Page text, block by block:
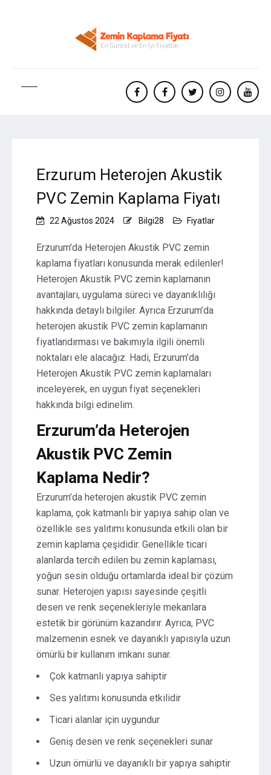
facebookFacebooktwitterinstagram
Erzurum Heterojen Akustik
PVC Zemin Kaplama Fiyatı
22 Ağustos 2024 Bilgi28 Fiyatlar
Erzurum’da Heterojen Akustik PVC zemin
kaplama fiyatları konusunda merak edilenler!
Heterojen Akustik PVC zemin kaplamanın
avantajları, uygulama süreci ve dayanıklılığı
hakkında detaylı bilgiler. Ayrıca Erzurum’da
heterojen akustik PVC zemin kaplamanın
fiyatlandırması ve bakımıyla ilgili önemli
noktaları ele alacağız. Hadi, Erzurum’da
Heterojen Akustik PVC zemin kaplamaları
inceleyerek, en uygun fiyat seçenekleri
hakkında bilgi edinelim.
Erzurum’da Heterojen
Akustik PVC Zemin
Kaplama Nedir?
Erzurum’da heterojen akustik PVC zemin
kaplama, çok katmanlı bir yapıya sahip olan ve
özellikle ses yalıtımı konusunda etkili olan bir
zemin kaplama çeşididir. Genellikle ticari
alanlarda tercih edilen bu zemin kaplaması,
yoğun sesin olduğu ortamlarda ideal bir çözüm
sunar. Heterojen yapısı sayesinde çeşitli
desen ve renk seçenekleriyle mekanlara
estetik bir görünüm kazandırır. Ayrıca, PVC
malzemenin esnek ve dayanıklı yapısıyla uzun
ömürlü bir kullanım imkanı sunar.
Çok katmanlı yapıya sahiptir
Ses yalıtımı konusunda etkilidir
Ticari alanlar için uygundur
Geniş desen ve renk seçenekleri sunar
Uzun ömürlü ve dayanıklı bir yapıya sahiptir